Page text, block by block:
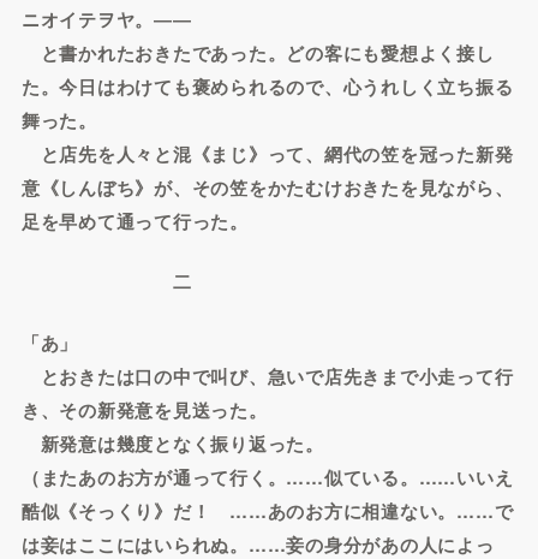
ニオイテヲヤ。――
と書かれたおきたであった。どの客にも愛想よく接し
た。今日はわけても褒められるので、心うれしく立ち振る
舞った。
と店先を人々と混《まじ》って、網代の笠を冠った新発
意《しんぼち》が、その笠をかたむけおきたを見ながら、
足を早めて通って行った。
二
「あ」
とおきたは口の中で叫び、急いで店先きまで小走って行
き、その新発意を見送った。
新発意は幾度となく振り返った。
（またあのお方が通って行く。……似ている。……いいえ
酷似《そっくり》だ！ ……あのお方に相違ない。……で
は妾はここにはいられぬ。……妾の身分があの人によっ